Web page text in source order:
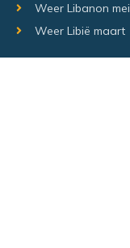
Weer Libanon mei
Weer Libië maart